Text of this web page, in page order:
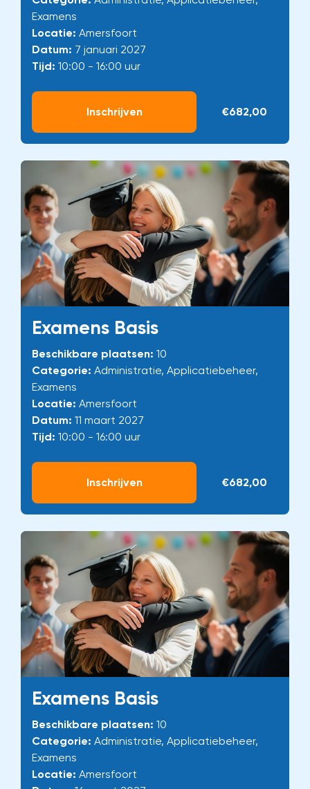
Examens
Locatie: Amersfoort
Datum: 7 januari 2027
Tijd: 10:00 - 16:00 uur
Inschrijven €682,00
Examens Basis
Beschikbare plaatsen: 10
Categorie: Administratie, Applicatiebeheer,
Examens
Locatie: Amersfoort
Datum: 11 maart 2027
Tijd: 10:00 - 16:00 uur
Inschrijven €682,00
Examens Basis
Beschikbare plaatsen: 10
Categorie: Administratie, Applicatiebeheer,
Examens
Locatie: Amersfoort